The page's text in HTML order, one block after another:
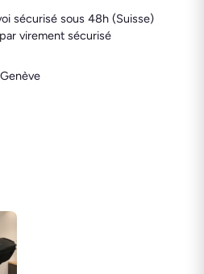
sécurisé sous 48h (Suisse)
virement sécurisé